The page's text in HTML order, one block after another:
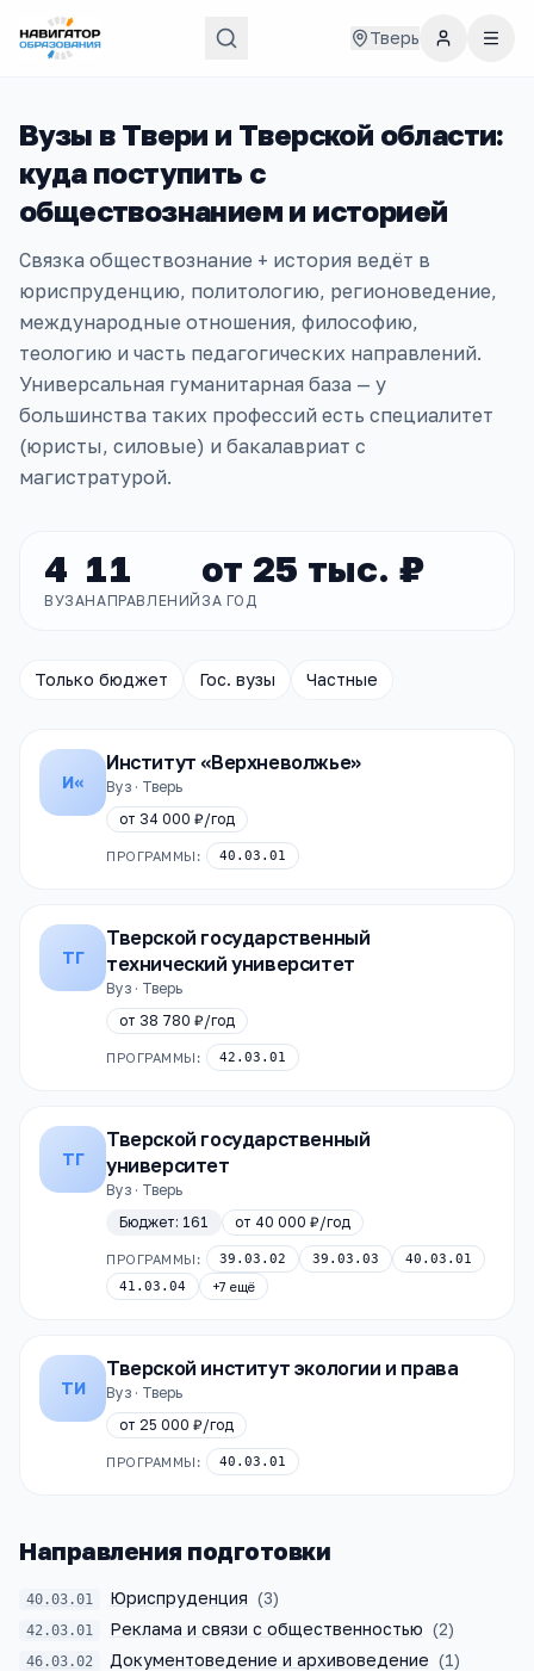
Тверь
Вузы в Твери и Тверской области:
куда поступить с
обществознанием и историей
Связка обществознание + история ведёт в
юриспруденцию, политологию, регионоведение,
международные отношения, философию,
теологию и часть педагогических направлений.
Универсальная гуманитарная база — у
большинства таких профессий есть специалитет
(юристы, силовые) и бакалавриат с
магистратурой.
4
ВУЗА
11
НАПРАВЛЕНИЙ
от 25 тыс. ₽
ЗА ГОД
Только бюджет Гос. вузы Частные
И«
Институт «Верхневолжье»
Вуз · Тверь
от 34 000 ₽/год
ПРОГРАММЫ: 40.03.01
ТГ
Тверской государственный
технический университет
Вуз · Тверь
от 38 780 ₽/год
ПРОГРАММЫ: 42.03.01
ТГ
Тверской государственный
университет
Вуз · Тверь
Бюджет: 161 от 40 000 ₽/год
ПРОГРАММЫ: 39.03.02 39.03.03
40.03.01
41.03.04
+7 ещё
ТИ
Тверской институт экологии и права
Вуз · Тверь
от 25 000 ₽/год
ПРОГРАММЫ: 40.03.01
Направления подготовки
40.03.01 Юриспруденция (3)
42.03.01 Реклама и связи с общественностью (2)
46.03.02 Документоведение и архивоведение (1)